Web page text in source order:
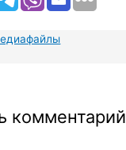
комментарий